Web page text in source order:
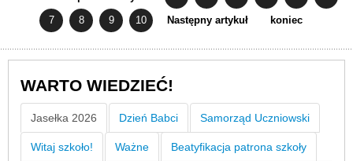
7 8 9 10 Następny artykuł koniec
WARTO WIEDZIEĆ!
Jasełka 2026 Dzień Babci Samorząd Uczniowski
Witaj szkoło! Ważne Beatyfikacja patrona szkoły